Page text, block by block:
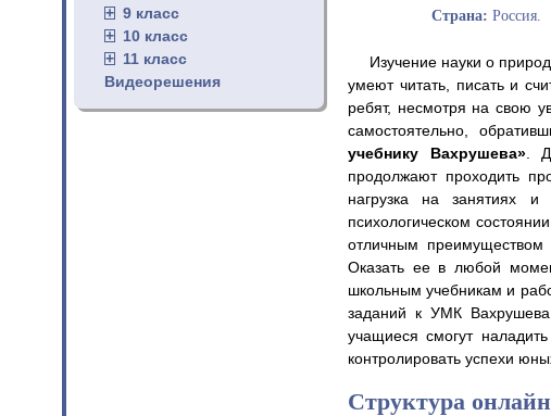
9 класс
10 класс
11 класс
Видеорешения
Страна: Россия.
Изучение науки о
умеют читать, писать и
ребят, несмотря на свою
самостоятельно,
учебнику Вахрушева».
продолжают проходить
нагрузка на занятиях
психологическом
отличным преимуществом
Оказать ее в любой
школьным учебникам и
заданий к УМК
учащиеся смогут
контролировать успехи
Структура